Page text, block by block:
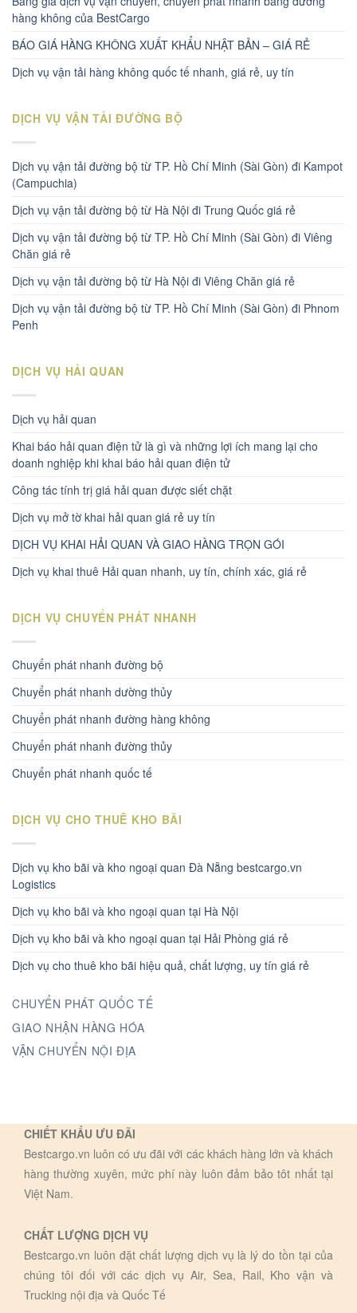
hàng không của BestCargo
BÁO GIÁ HÀNG KHÔNG XUẤT KHẨU NHẬT BẢN – GIÁ RẺ
Dịch vụ vận tải hàng không quốc tế nhanh, giá rẻ, uy tín
DỊCH VỤ VẬN TẢI ĐƯỜNG BỘ
Dịch vụ vận tải đường bộ từ TP. Hồ Chí Minh (Sài Gòn) đi Kampot
(Campuchia)
Dịch vụ vận tải đường bộ từ Hà Nội đi Trung Quốc giá rẻ
Dịch vụ vận tải đường bộ từ TP. Hồ Chí Minh (Sài Gòn) đi Viêng
Chăn giá rẻ
Dịch vụ vận tải đường bộ từ Hà Nội đi Viêng Chăn giá rẻ
Dịch vụ vận tải đường bộ từ TP. Hồ Chí Minh (Sài Gòn) đi Phnom
Penh
DỊCH VỤ HẢI QUAN
Dịch vụ hải quan
Khai báo hải quan điện tử là gì và những lợi ích mang lại cho
doanh nghiệp khi khai báo hải quan điện tử
Công tác tính trị giá hải quan được siết chặt
Dịch vụ mở tờ khai hải quan giá rẻ uy tín
DỊCH VỤ KHAI HẢI QUAN VÀ GIAO HÀNG TRỌN GÓI
Dịch vụ khai thuê Hải quan nhanh, uy tín, chính xác, giá rẻ
DỊCH VỤ CHUYỂN PHÁT NHANH
Chuyển phát nhanh đường bộ
Chuyển phát nhanh dường thủy
Chuyển phát nhanh đường hàng không
Chuyển phát nhanh đường thủy
Chuyển phát nhanh quốc tế
DỊCH VỤ CHO THUÊ KHO BÃI
Dịch vụ kho bãi và kho ngoại quan Đà Nẵng bestcargo.vn
Logistics
Dịch vụ kho bãi và kho ngoại quan tại Hà Nội
Dịch vụ kho bãi và kho ngoại quan tại Hải Phòng giá rẻ
Dịch vụ cho thuê kho bãi hiệu quả, chất lượng, uy tín giá rẻ
CHUYỂN PHÁT QUỐC TẾ
GIAO NHẬN HÀNG HÓA
VẬN CHUYỂN NỘI ĐỊA
CHIẾT KHẤU ƯU ĐÃI
Bestcargo.vn luôn có ưu đãi với các khách hàng lớn và khách
hàng thường xuyên, mức phí này luôn đảm bảo tôt nhất tại
Việt Nam.
CHẤT LƯỢNG DỊCH VỤ
Bestcargo.vn luôn đặt chất lượng dịch vụ là lý do tồn tại của
chúng tôi đối với các dịch vụ Air, Sea, Rail, Kho vận và
Trucking nội địa và Quốc Tế